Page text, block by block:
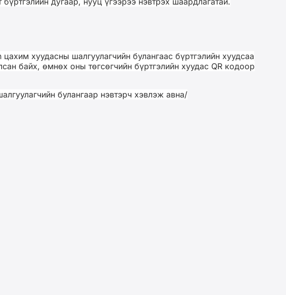
хуудасны шалгуулагчийн булангаас бүртгэлийн хуудсаа
байх, өмнөх оны төгсөгчийн бүртгэлийн хуудас QR кодоор
булангаар нэвтэрч хэвлэж авна/